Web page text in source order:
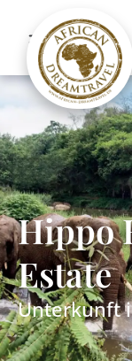
Hippo
Estate
Unterkunft